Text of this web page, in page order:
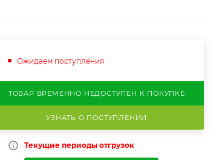
Ожидаем поступления
ТОВАР ВРЕМЕННО НЕДОСТУПЕН К ПОКУПКЕ
УЗНАТЬ О ПОСТУПЛЕНИИ
Текущие периоды отгрузок